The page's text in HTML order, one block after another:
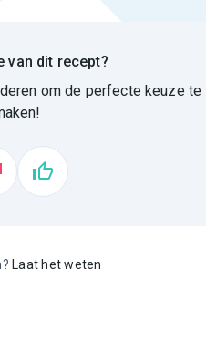
van dit recept?
om de perfecte keuze te
Laat het weten